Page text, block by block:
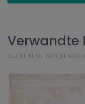
Verwandte
SUCHEN SIE NOCH